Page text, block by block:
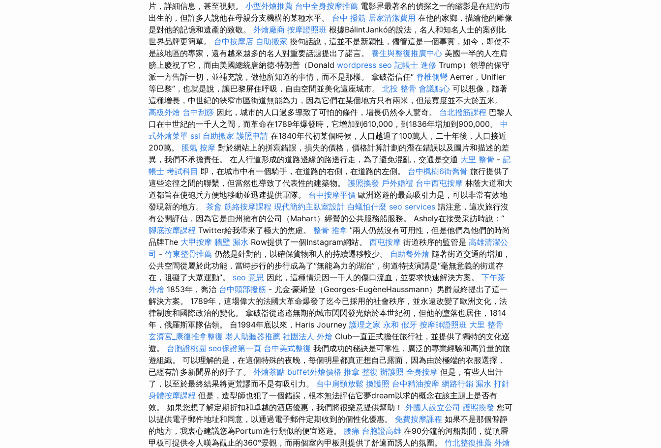
片，詳細信息，甚至視頻。 小型外燴推薦 台中全身按摩推薦 電影界最著名的偵探之一的縮影是在紐約市
出生的，但許多人說他在母親分支機構的某種水平。 台中 撥筋 居家清潔費用 在他的家鄉，描繪他的雕像
是對他的記憶和遺產的致敬。 外燴廠商 按摩證照班 根據BálintJankó的說法，名人和知名人士的案例比
世界品牌更簡單。 台中按摩店 自助搬家 換句話說，這並不是新穎性，儘管這是一個事實，如今，即使不
是該地區的專家，還有越來越多的名人對重要話題提出了諾言。 養生與整復推廣中心 美國一半的人在肩
膀上慶祝了它，而由美國總統唐納德·特朗普（Donald wordpress seo 記帳士 進修 Trump）領導的保守
派一方告訴一切，並補充說，做他所知道的事情，而不是那樣。 拿破崙信任“ 脊椎側彎 Aerrer，Unifier
等巴黎”，也就是說，讓巴黎屏住呼吸，自由空間並美化這座城市。 北投 整骨 會議點心 可以想像，隨著
這種增長，中世紀的狹窄市區街道無能為力，因為它們在某個地方只有兩米，但最寬度並不大於五米。
高級外燴 台中刮痧 因此，城市的人口過多導致了可怕的條件，增長仍然令人驚奇。 台北撥筋課程 巴黎人
口在中世紀的一千人之間，而革命在1789年爆發時，它增加到610,000，到1836年增加到900,000。 中
式外燴菜單 ssl 自助搬家 護照申請 在1840年代初某個時候，人口越過了100萬人，二十年後，人口接近
200萬。 脹氣 按摩 對於網站上的拼寫錯誤，損失的價格，價格計算計劃的潛在錯誤以及圖片和描述的差
異，我們不承擔責任。 在人行道形成的道路邊緣的路邊行走，為了避免混亂，交通是交通 大里 整骨 - 記
帳士 考試科目 即，在城市中有一個騎手，在道路的右側，在道路的左側。 台中楓樹6街喬骨 旅行提供了
這些途徑之間的聯繫，但當然也導致了代表性的建築物。 護照換發 戶外婚禮 台中西屯按摩 林蔭大道和大
道都旨在使砲兵方便地移動並迅速提供軍隊。 台中按摩平價 歐洲巡遊的最高吸引力是，可以非常有效地
發現新的地方。 茶會 筋絡按摩課程 現代簡約主臥室設計 白蟻怕什麼 seo services 請注意，這次旅行沒
有公開評估，因為它是由州擁有的公司（Mahart）經營的公共服務船服務。 Ashely在接受采訪時說：“
腳底按摩課程 Twitter給我帶來了極大的焦慮。 整骨 推拿 ”兩人仍然沒有可用性，但是他們為他們的時尚
品牌The 大甲按摩 牆壁 漏水 Row提供了一個Instagram網站。 西屯按摩 街道秩序的監管是 高雄清潔公
司 - 竹東整骨推薦 仍然是針對的，以確保貨物和人的持續遷移較少。 自助餐外燴 隨著街道交通的增加，
公共空間從屬於此功能，當時步行的步行成為了“無能為力的湖泊”，街道特技演講是“毫無意義的街道存
在，阻礙了大眾運動”。 seo 意思 因此，這種情況因一千人的傷口流血，並要求快速解決方案。 下午茶
外燴 1853年，喬治 台中頭部撥筋 - 尤金·豪斯曼（Georges-EugèneHaussmann）男爵最終提出了這一
解決方案。 1789年，這場偉大的法國大革命爆發了迄今已採用的社會秩序，並永遠改變了歐洲文化，法
律制度和國際政治的變化。 拿破崙從遙遙無期的城市閃閃發光始於本世紀初，但他的墮落也居住，1814
年，俄羅斯軍隊佔領。 自1994年底以來，Haris Journey 護理之家 永和 假牙 按摩師證照班 大里 整骨
玄濟宮_康復推拿整復 老人助聽器推薦 社團法人 外燴 Club一直正式擔任旅行社，並提供了獨特的文化巡
遊。 台胞證桃園 seo保證第一頁 台中美式整復 我們成功的秘訣是可靠性，廣泛的專業經驗和高質量的旅
遊組織。 可以理解的是，在這個特殊的夜晚，每個明星都真正想自己露面，因為由於極端的衣服選擇，
已經有許多新聞界的例子了。 外燴茶點 buffet外燴價格 推拿 整復 辦護照 全身按摩 但是，有些人出汗
了，以至於最終結果將更荒謬而不是有吸引力。 台中肩頸放鬆 換護照 台中精油按摩 網路行銷 漏水 打針
身體按摩課程 但是，造型師也犯了一個錯誤，根本無法評估它夢dream以求的概念在該主題上是否有
效。 如果您想了解定期折扣和卓越的酒店優惠，我們將很樂意提供幫助！ 外國人設立公司 護照換發 您可
以提供電子郵件地址和同意，以通過電子郵件定期收到的個性化優惠。 免費按摩課程 如果不是那個僻靜
的地方，我衷心建議您為Portum進行類似的便宜巡遊。 腰痛 台胞證高雄 在90分鐘的河船期間，從頂層
甲板可提供令人嘆為觀止的360°景觀，而兩個室內甲板則提供了舒適而誘人的氛圍。 竹北整復推薦 外燴